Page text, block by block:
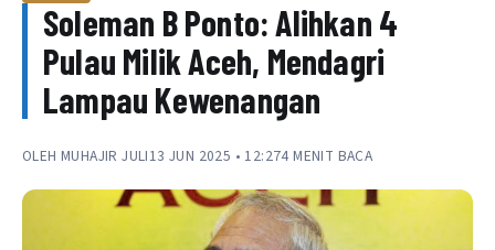
Soleman B Ponto: Alihkan 4
Pulau Milik Aceh, Mendagri
Lampau Kewenangan
OLEH MUHAJIR JULI13 JUN 2025 • 12:274 MENIT BACA